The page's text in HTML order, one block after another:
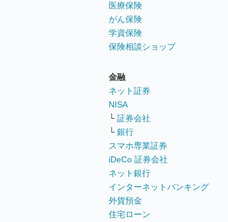
医療保険
がん保険
学資保険
保険相談ショップ
金融
ネット証券
NISA
└ 証券会社
└ 銀行
スマホ専業証券
iDeCo 証券会社
ネット銀行
インターネットバンキング
外貨預金
住宅ローン